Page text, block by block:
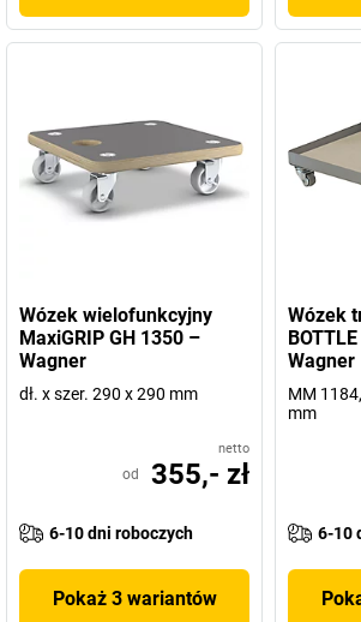
Wózek wielofunkcyjny
MaxiGRIP GH 1350 –
Wagner
dł. x szer. 290 x 290 mm
netto
od 355,- zł
6-10 dni roboczych
Pokaż 3 wariantów
Wózek
Wagner
MM
mm
6-10